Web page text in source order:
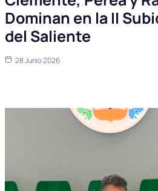
Dominan en la II
del Saliente
28 Junio 2026